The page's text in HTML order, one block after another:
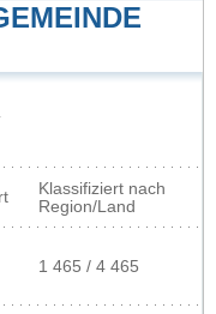
Klassifiziert nach
Region/Land
1 465 / 4 465